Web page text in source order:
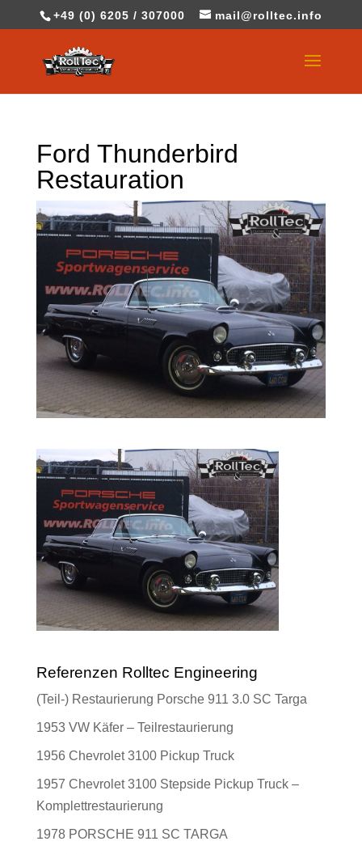
+49 (0) 6205 / 307000 mail@rolltec.info
Ford Thunderbird
Restauration
Referenzen Rolltec Engineering
(Teil-) Restaurierung Porsche 911 3.0 SC Targa
1953 VW Käfer – Teilrestaurierung
1956 Chevrolet 3100 Pickup Truck
1957 Chevrolet 3100 Stepside Pickup Truck –
Komplettrestaurierung
1978 PORSCHE 911 SC TARGA